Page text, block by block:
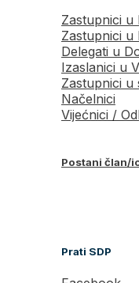
Zastupnici u
Zastupnici u
Delegati u
Izaslanici u
Zastupnici u
Načelnici
Vijećnici /
Postani član/
Prati SDP